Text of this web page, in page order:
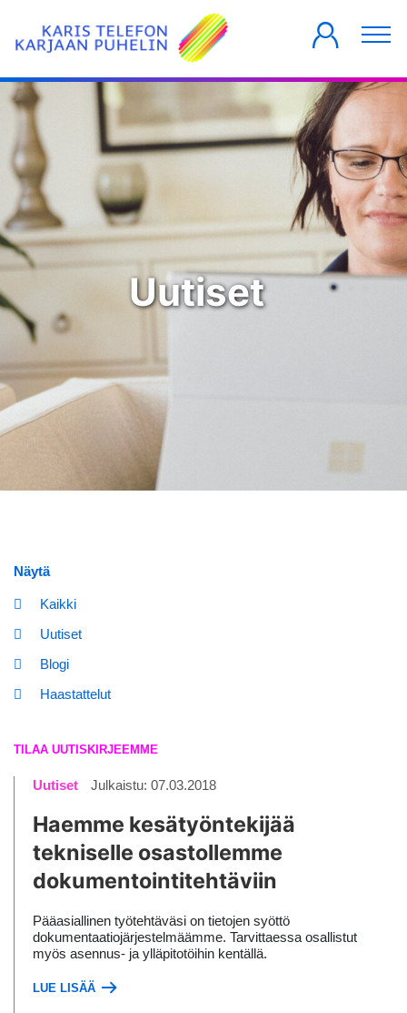
YRITYKSILLE
Näytä
Kaikki
Uutiset
Blogi
Haastattelut
TILAA UUTISKIRJEEMME
Uutiset
Uutiset Julkaistu: 07.03.2018
Haemme kesätyöntekijää
tekniselle osastollemme
dokumentointitehtäviin
Pääasiallinen työtehtäväsi on tietojen syöttö
dokumentaatiojärjestelmäämme. Tarvittaessa osallistut
myös asennus- ja ylläpitotöihin kentällä.
LUE LISÄÄ